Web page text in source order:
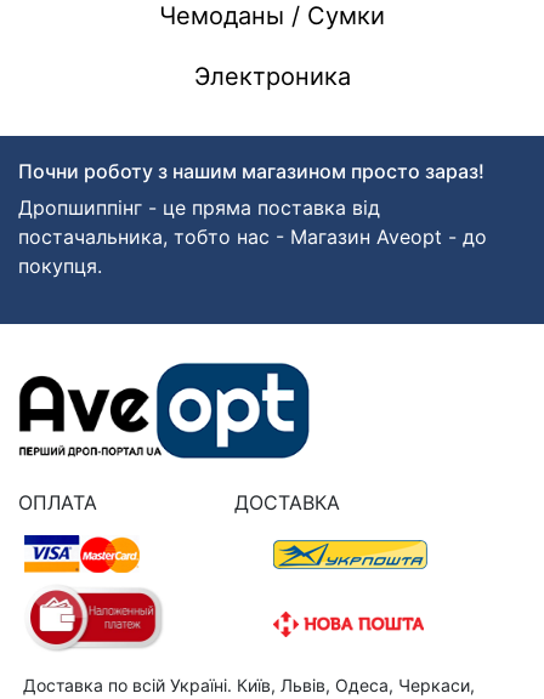
Чемоданы / Сумки
Электроника
Почни роботу з нашим магазином просто зараз!
Дропшиппінг - це пряма поставка від
постачальника, тобто нас - Магазин Aveopt - до
покупця.
ОПЛАТА ДОСТАВКА
Доставка по всій Україні. Київ, Львів, Одеса, Черкаси,